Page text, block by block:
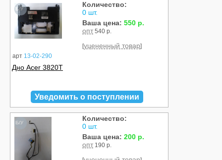
Б/У
арт 13-02-290
Количество:
0 шт.
Ваша цена: 550 р.
опт 540 р.
[уцененный товар]
Дно Acer 3820T
Уведомить о поступлении
Б/У
Количество:
0 шт.
Ваша цена: 200 р.
опт 190 р.